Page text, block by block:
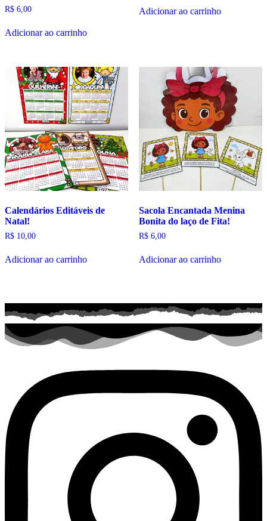
R$ 6,00
Adicionar ao carrinho
Adicionar ao carrinho
Calendários Editáveis de
Natal!
R$ 10,00
Adicionar ao carrinho
Sacola Encantada Menina
Bonita do laço de Fita!
R$6,00
Adicionar ao carrinho